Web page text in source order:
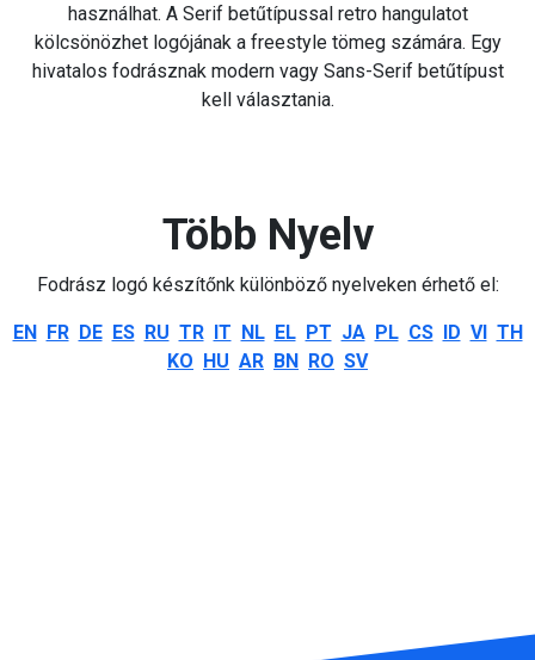
használhat. A Serif betűtípussal retro hangulatot
kölcsönözhet logójának a freestyle tömeg számára. Egy
hivatalos fodrásznak modern vagy Sans-Serif betűtípust
kell választania.
Több Nyelv
Fodrász logó készítőnk különböző nyelveken érhető el:
EN FR DE ES RU TR IT NL EL PT JA PL CS ID VI TH
KO HU AR BN RO SV